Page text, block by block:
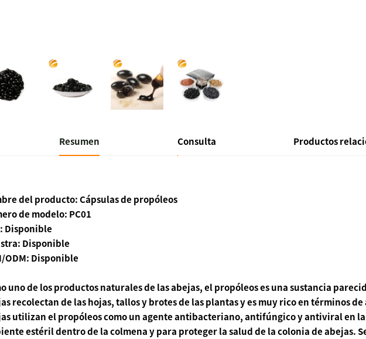
Resumen Consulta Productos
del producto: Cápsulas de propóleos
de modelo: PC01
Disponible
Disponible
ODM: Disponible
uno de los productos naturales de las abejas, el propóleos es una sustancia
recolectan de las hojas, tallos y brotes de las plantas y es muyrico en términos
utilizan el propóleos como unagente antibacteriano, antifúngico y antiviralen
estéril dentro de la colmena y para proteger la saludde la colonia de abejas.